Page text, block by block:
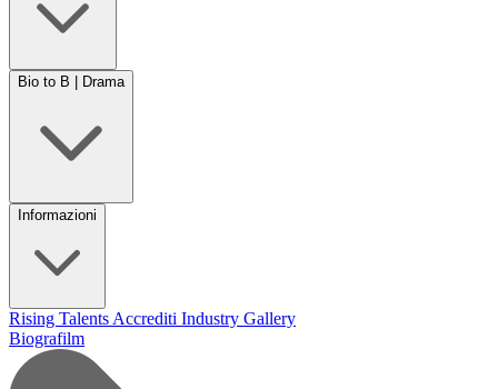
Bio to B | Drama
Informazioni
Rising Talents Accrediti Industry Gallery
Biografilm